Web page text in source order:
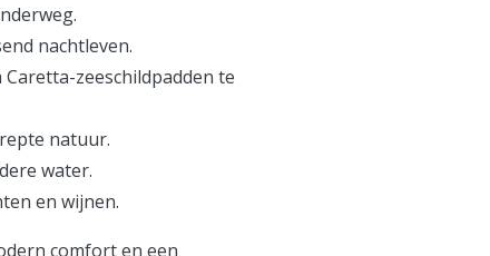
nachtleven.
Caretta-zeeschildpadden te
natuur.
water.
en wijnen.
comfort en een